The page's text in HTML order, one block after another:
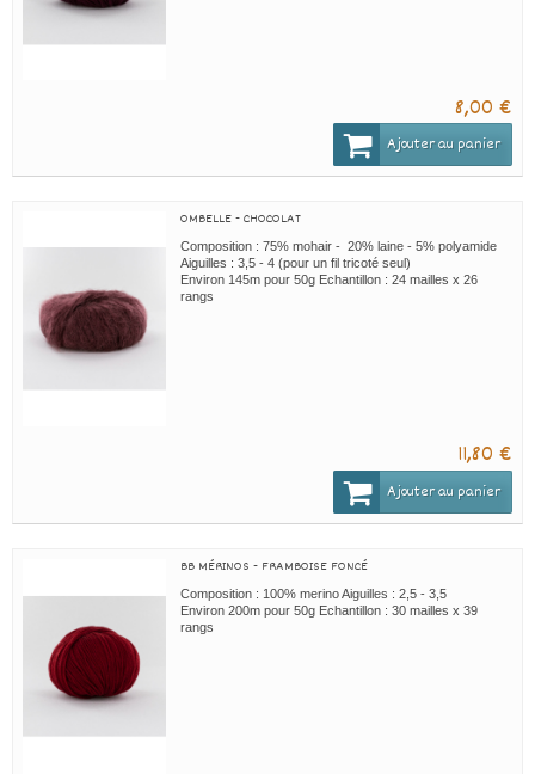
8,00 €
Ajouter au panier
OMBELLE - CHOCOLAT
Composition : 75% mohair - 20% laine - 5% polyamide
Aiguilles : 3,5 - 4 (pour un fil tricoté seul)
Environ 145m pour 50g Echantillon : 24 mailles x 26
rangs
11,80 €
Ajouter au panier
BB MÉRINOS - FRAMBOISE FONCÉ
Composition : 100% merino Aiguilles : 2,5 - 3,5
Environ 200m pour 50g Echantillon : 30 mailles x 39
rangs